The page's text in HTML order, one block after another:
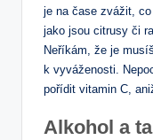
je na čase zvážit,​
jako jsou citrusy či
Neříkám, že je
k⁣ vyváženosti.
pořídit vitamin C,
Alkohol a